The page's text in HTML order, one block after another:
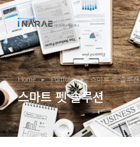
You are here:
Home Portfolio 스마트 펫 솔루션
스마트 펫 솔루션